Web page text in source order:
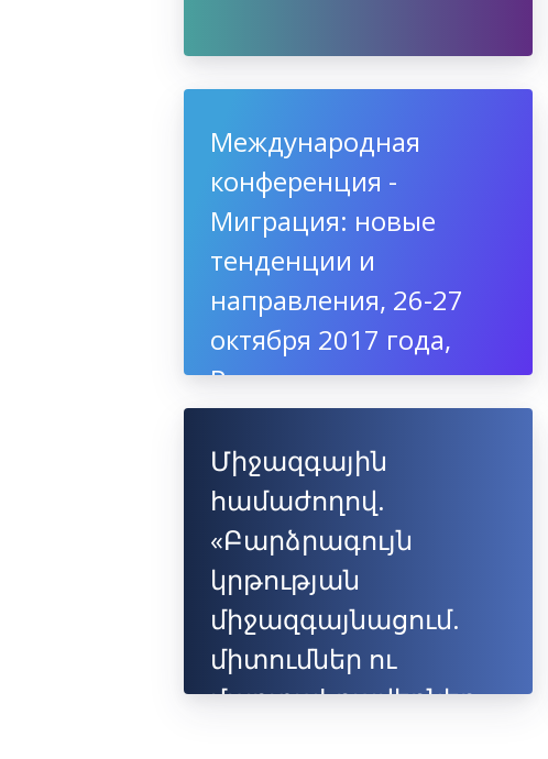
Международная
конференция -
Миграция: новые
тенденции и
направления, 26-27
октября 2017 года,
Россия
Միջազգային
համաժողով.
«Բարձրագույն
կրթության
միջազգայնացում.
միտումներ ու
մարտահրավերներ»,